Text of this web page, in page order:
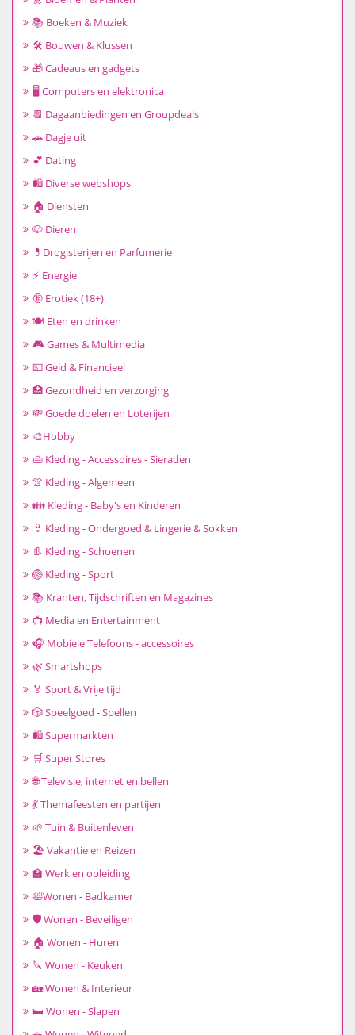
📚 Boeken & Muziek
🛠️ Bouwen & Klussen
🎁 Cadeaus en gadgets
🖥️ Computers en elektronica
📆 Dagaanbiedingen en Groupdeals
🚗 Dagje uit
💕 Dating
🛍️ Diverse webshops
🏠 Diensten
🐶 Dieren
💊Drogisterijen en Parfumerie
⚡ Energie
🔞 Erotiek (18+)
🍽️ Eten en drinken
🎮 Games & Multimedia
💵 Geld & Financieel
🏥 Gezondheid en verzorging
💸 Goede doelen en Loterijen
🎨Hobby
👜 Kleding - Accessoires - Sieraden
👚 Kleding - Algemeen
👪 Kleding - Baby's en Kinderen
👙 Kleding - Ondergoed & Lingerie & Sokken
👢 Kleding - Schoenen
🏐 Kleding - Sport
📚 Kranten, Tijdschriften en Magazines
📺 Media en Entertainment
🎧 Mobiele Telefoons - accessoires
🌿 Smartshops
🏅 Sport & Vrije tijd
🎲 Speelgoed - Spellen
🛍️ Supermarkten
🛒 Super Stores
🌐 Televisie, internet en bellen
💃 Themafeesten en partijen
🌱 Tuin & Buitenleven
🏖️ Vakantie en Reizen
🏫 Werk en opleiding
🛀Wonen - Badkamer
🛡️ Wonen - Beveiligen
🏠 Wonen - Huren
🔪 Wonen - Keuken
🏡 Wonen & Interieur
🛏️ Wonen - Slapen